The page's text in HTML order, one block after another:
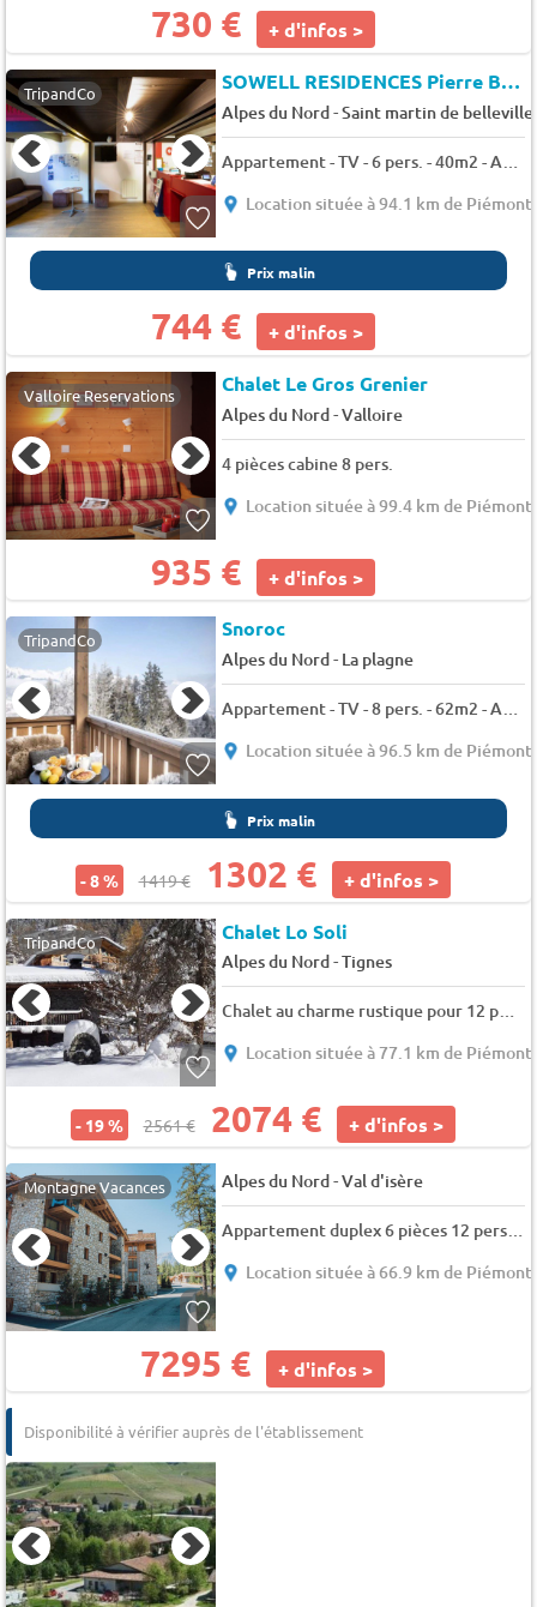
730 € + d'infos >
TripandCo SOWELL RESIDENCES Pierre Blanche
Alpes du Nord-Saint martin de belleville
Appartement - TV - 6 pers. - 40m2 - Animaux admis
Location située à 94.1 km de Piémont
Prix malin
744 € + d'infos >
Valloire Reservations Chalet Le Gros Grenier
Alpes du Nord-Valloire
4 pièces cabine 8 pers.
Location située à 99.4 km de Piémont
935 € + d'infos >
TripandCo Snoroc
Alpes du Nord- La plagne
Appartement - TV - 8 pers. - 62m2 - Animaux admis
Location située à 96.5 km de Piémont
Prix malin
- 8 % 1419 € 1302 € + d'infos >
TripandCo Chalet Lo Soli
Alpes du Nord-Tignes
Chalet au charme rustique pour 12 personnes - 12 pers. - 130m2 - TV
Location située à 77.1 km de Piémont
- 19 % 2561 € 2074 € + d'infos >
Montagne Vacances Alpes du Nord-Val d'isère
Appartement duplex 6 pièces 12 personnes (B41)
Location située à 66.9 km de Piémont
7295 € + d'infos >
Disponibilité à vérifier auprès de l'établissement